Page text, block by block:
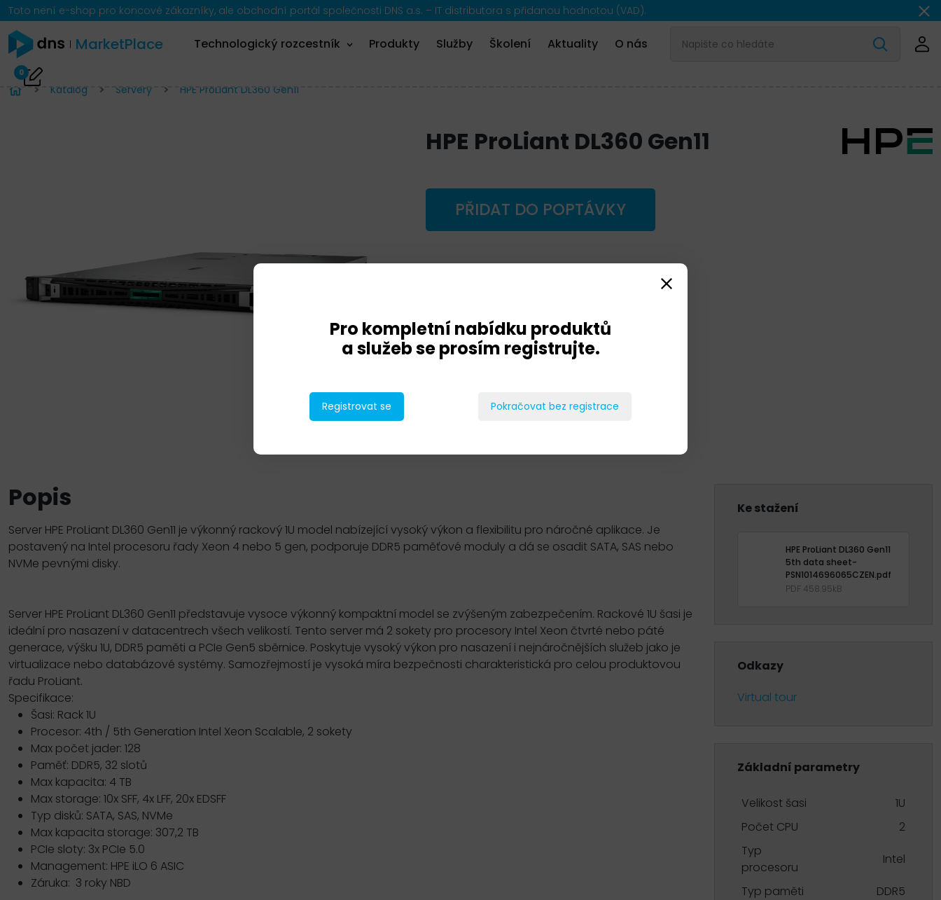
Toto není e-shop pro koncové zákazníky, ale obchodní portál společnosti DNS a.s. – IT distributora s přidanou hodnotou (VAD).
MarketPlace Technologický rozcestník Produkty Služby Školení Aktuality O nás
0
Katalog Servery HPE ProLiant DL360 Gen11
HPE ProLiant DL360 Gen11
PŘIDAT DO POPTÁVKY
Popis
Server HPE ProLiant DL360 Gen11 je výkonný rackový 1U model nabízející vysoký výkon a flexibilitu pro náročné aplikace. Je
postavený na Intel procesoru řady Xeon 4 nebo 5 gen, podporuje DDR5 paměťové moduly a dá se osadit SATA, SAS nebo
NVMe pevnými disky.
Server HPE ProLiant DL360 Gen11 představuje vysoce výkonný kompaktní model se zvýšeným zabezpečením. Rackové 1U šasi je
ideální pro nasazení v datacentrech všech velikostí. Tento server má 2 sokety pro procesory Intel Xeon čtvrté nebo páté
generace, výšku 1U, DDR5 paměti a PCIe Gen5 sběrnice. Poskytuje vysoký výkon pro nasazení i nejnáročnějších služeb jako je
virtualizace nebo databázové systémy. Samozřejmostí je vysoká míra bezpečnosti charakteristická pro celou produktovou
řadu ProLiant.
Specifikace:
Šasi: Rack 1U
Procesor: 4th / 5th Generation Intel Xeon Scalable, 2 sokety
Max počet jader: 128
Paměť: DDR5, 32 slotů
Max kapacita: 4 TB
Max storage: 10x SFF, 4x LFF, 20x EDSFF
Typ disků: SATA, SAS, NVMe
Max kapacita storage: 307,2 TB
PCIe sloty: 3x PCIe 5.0
Management: HPE iLO 6 ASIC
Záruka: 3 roky NBD
Ke stažení
HPE ProLiant DL360 Gen11
5th data sheet-
PSN1014696065CZEN.pdf
PDF 458.95kB
Odkazy
Virtual tour
Základní parametry
Velikost šasi
1U
Počet CPU
2
Typ
procesoru
Intel
Typ paměti
DDR5
Pro kompletní nabídku produktů
a služeb se prosím registrujte.
Registrovat se Pokračovat bez registrace